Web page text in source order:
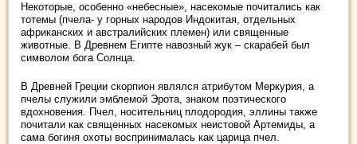
Некоторые, особенно «небесные», насекомые почитались как
тотемы (пчела- у горных народов Индокитая, отдельных
африканских и австралийских племен) или священные
животные. В Древнем Египте навозный жук – скарабей был
символом бога Солнца.
В Древней Греции скорпион являлся атрибутом Меркурия, а
пчелы служили эмблемой Эрота, знаком поэтического
вдохновения. Пчел, носительниц плодородия, эллины также
почитали как священных насекомых неистовой Артемиды, а
сама богиня охоты воспринималась как царица пчел.